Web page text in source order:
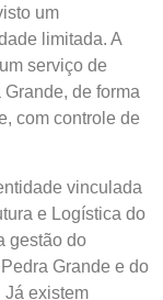
um
limitada. A
serviço de
de forma
com controle de
vinculada
e Logística do
gestão do
Grande e do
Já existem